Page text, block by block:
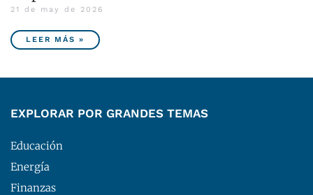
21 de may de 2026
LEER MÁS »
EXPLORAR POR GRANDES TEMAS
Educación
Energía
Finanzas